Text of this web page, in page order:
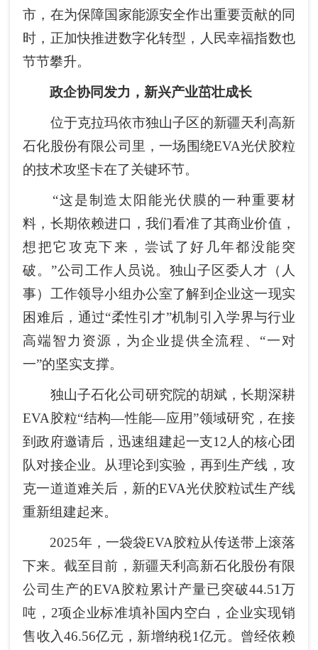
市，在为保障国家能源安全作出重要贡献的同
时，正加快推进数字化转型，人民幸福指数也
节节攀升。
政企协同发力，新兴产业茁壮成长
位于克拉玛依市独山子区的新疆天利高新
石化股份有限公司里，一场围绕EVA光伏胶粒
的技术攻坚卡在了关键环节。
“这是制造太阳能光伏膜的一种重要材
料，长期依赖进口，我们看准了其商业价值，
想把它攻克下来，尝试了好几年都没能突
破。”公司工作人员说。独山子区委人才（人
事）工作领导小组办公室了解到企业这一现实
困难后，通过“柔性引才”机制引入学界与行业
高端智力资源，为企业提供全流程、“一对
一”的坚实支撑。
独山子石化公司研究院的胡斌，长期深耕
EVA胶粒“结构—性能—应用”领域研究，在接
到政府邀请后，迅速组建起一支12人的核心团
队对接企业。从理论到实验，再到生产线，攻
克一道道难关后，新的EVA光伏胶粒试生产线
重新组建起来。
2025年，一袋袋EVA胶粒从传送带上滚落
下来。截至目前，新疆天利高新石化股份有限
公司生产的EVA胶粒累计产量已突破44.51万
吨，2项企业标准填补国内空白，企业实现销
售收入46.56亿元，新增纳税1亿元。曾经依赖